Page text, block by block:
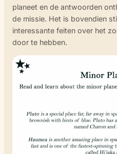
planeet en de antwoorden
de missie. Het is bovendien
interessante feiten over het
door te hebben.